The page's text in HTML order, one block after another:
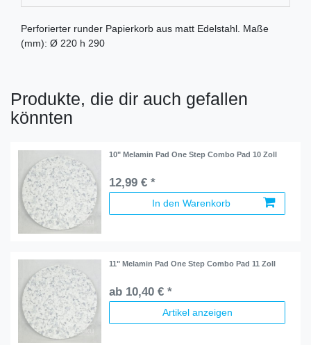
Perforierter runder Papierkorb aus matt Edelstahl. Maße
(mm): Ø 220 h 290
Produkte, die dir auch gefallen
könnten
10" Melamin Pad One Step Combo Pad 10 Zoll
12,99 € *
In den Warenkorb
11" Melamin Pad One Step Combo Pad 11 Zoll
ab 10,40 € *
Artikel anzeigen